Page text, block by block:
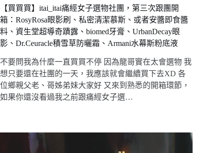
【買買買】itai_itai痛經女子選物社團，第三次跟團開
箱：RosyRosa眼影刷、私密清潔慕斯、或者安醬即食醬
料、資生堂超導奇蹟露、biomed牙膏、UrbanDecay眼
影、Dr.Ceuracle積雪草防曬霜、Armani水幕斯粉底液
不要問我為什麼一直買買不停 因為龍哥實在太會選物 我
想只要還在社團的一天，我應該就會繼續買下去XD 各
位鄉親父老、哥姊弟妹大家好 又來到熟悉的開箱環節，
如果你還沒看過我之前跟痛經女子選…